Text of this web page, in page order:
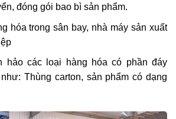
đóng gói bao bì sản phẩm.
hóa trong sân bay, nhà máy sản xuất
hảo các loại hàng hóa có phần đáy
Thùng carton, sản phẩm có dạng